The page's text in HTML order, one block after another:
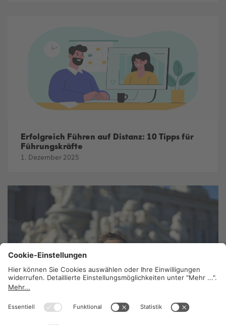
Erfolgreich Führen auf Distanz: 10 Tipps für
Führungskräfte
1. Dezember 2025